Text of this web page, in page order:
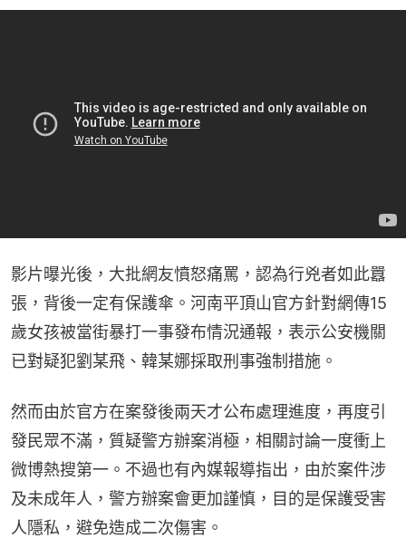
影片曝光後，大批網友憤怒痛罵，認為行兇者如此囂
張，背後一定有保護傘。河南平頂山官方針對網傳15
歲女孩被當街暴打一事發布情況通報，表示公安機關
已對疑犯劉某飛、韓某娜採取刑事強制措施。
然而由於官方在案發後兩天才公布處理進度，再度引
發民眾不滿，質疑警方辦案消極，相關討論一度衝上
微博熱搜第一。不過也有內媒報導指出，由於案件涉
及未成年人，警方辦案會更加謹慎，目的是保護受害
人隱私，避免造成二次傷害。